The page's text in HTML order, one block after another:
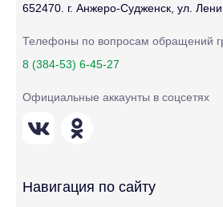
652470. г. Анжеро-Судженск, ул.
Телефоны по вопросам обращений
8 (384-53) 6-45-27
Официальные аккаунты в соцсетях
Навигация по сайту